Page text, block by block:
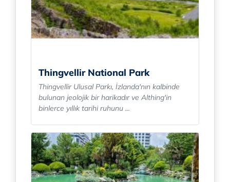
Thingvellir National Park
Thingvellir Ulusal Parkı, İzlanda'nın kalbinde
bulunan jeolojik bir harikadır ve Althing'in
binlerce yıllık tarihi ruhunu ...